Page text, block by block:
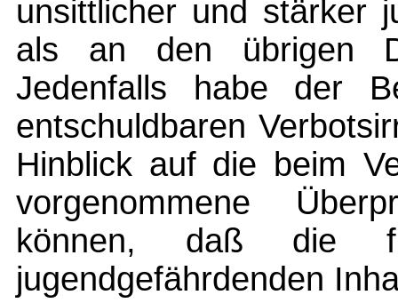
unsittlicher und stärker
als an den übrigen
Jedenfalls habe der
entschuldbaren
Hinblick auf die beim
vorgenommene
können, daß die
jugendgefährdenden